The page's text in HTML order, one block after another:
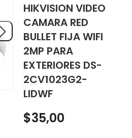
HIKVISION VIDEO
CAMARA RED
BULLET FIJA WIFI
2MP PARA
EXTERIORES DS-
2CV1023G2-
LIDWF
ACONDICIONADO
SPLIT 12.000 BTU
220V WG-KAN12-6S
$ 250,00
16GB/1TB RED
ULTIMATE DESING
$ 3.124,00
$35,00